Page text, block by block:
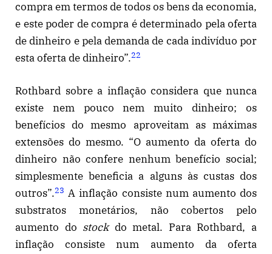
compra em termos de todos os bens da economia,
e este poder de compra é determinado pela oferta
de dinheiro e pela demanda de cada indivíduo por
esta oferta de dinheiro”.22
Rothbard sobre a inflação considera que nunca
existe nem pouco nem muito dinheiro; os
benefícios do mesmo aproveitam as máximas
extensões do mesmo. “O aumento da oferta do
dinheiro não confere nenhum benefício social;
simplesmente beneficia a alguns às custas dos
outros”.23 A inflação consiste num aumento dos
substratos monetários, não cobertos pelo
aumento do stockdo metal. Para Rothbard, a
inflação consiste num aumento da oferta